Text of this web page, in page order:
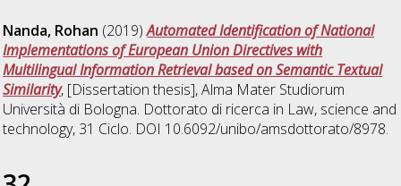
Nanda, Rohan (2019)Automated Identification of National
Implementations of European Union Directives with
Multilingual Information Retrieval based on Semantic Textual
Similarity, [Dissertation thesis], Alma Mater Studiorum
Università di Bologna. Dottorato di ricerca in Law, science and
technology, 31 Ciclo. DOI 10.6092/unibo/amsdottorato/8978.